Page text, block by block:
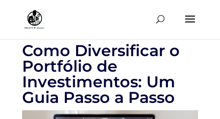
Como Diversificar o
Portfólio de
Investimentos: Um
Guia Passo a Passo